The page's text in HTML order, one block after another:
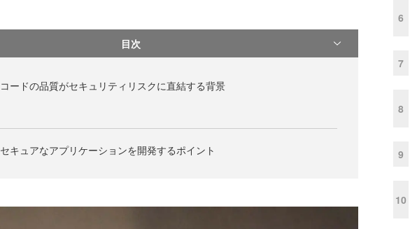
目次
コードの品質がセキュリティリスクに直結する背景
セキュアなアプリケーションを開発するポイント
6
7
8
9
10